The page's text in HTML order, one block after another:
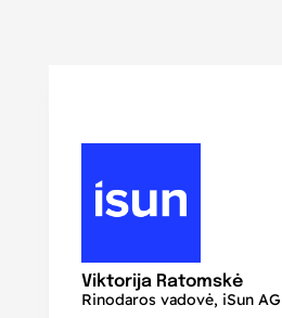
Viktorija Ratomskė
Rinodaros vadovė, iSun AG